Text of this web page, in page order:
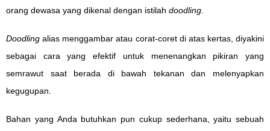
orang dewasa yang dikenal dengan istilah doodling.
Doodling alias menggambar atau corat-coret di atas kertas, diyakini
sebagai cara yang efektif untuk menenangkan pikiran yang
semrawut saat berada di bawah tekanan dan melenyapkan
kegugupan.
Bahan yang Anda butuhkan pun cukup sederhana, yaitu sebuah